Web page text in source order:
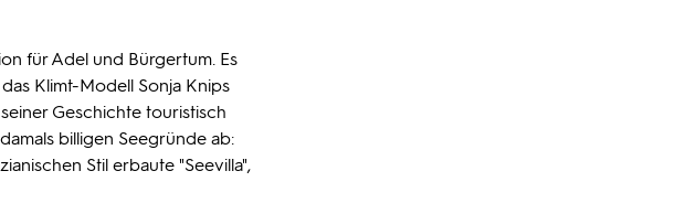
für Adel und Bürgertum. Es
Klimt-Modell Sonja Knips
Geschichte touristisch
billigen Seegründe ab:
Stil erbaute "Seevilla",